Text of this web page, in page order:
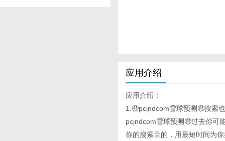
应用介绍
应用介绍：
1.🤑pcjndcom雪球预测🤑搜索
pcjndcom雪球预测🤑过去你可
你的搜索目的，用最短时间为